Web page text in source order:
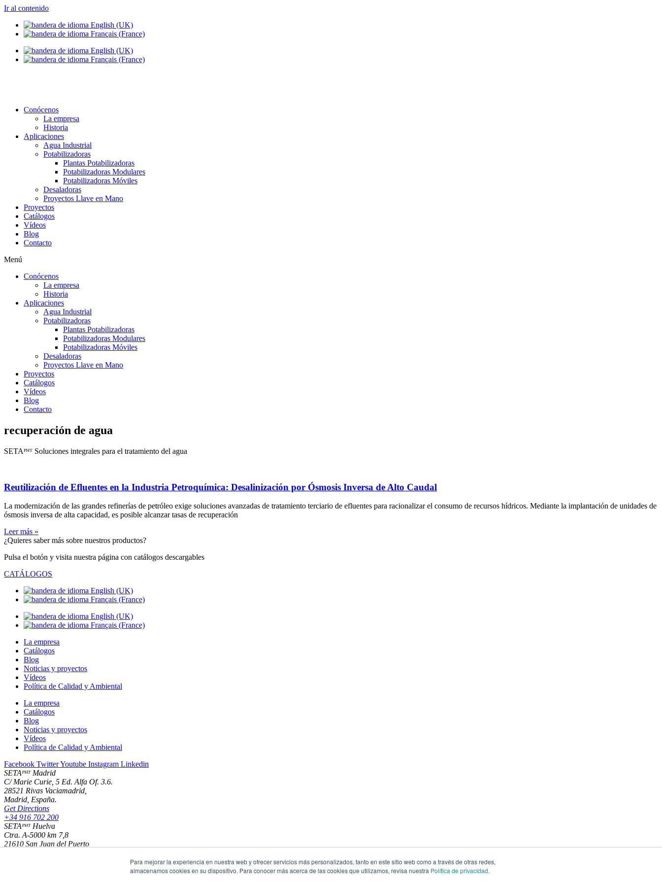
Para mejorar la experiencia en nuestra web y ofrecer servicios más personalizados, tanto en este sitio web como a través de otras redes,
almacenamos cookies en su dispositivo. Para conocer más acerca de las cookies que utilizamos, revisa nuestra Política de privacidad.
Ir al contenido
Conócenos
La empresa
Historia
Aplicaciones
Agua Industrial
Potabilizadoras
Plantas Potabilizadoras
Potabilizadoras Modulares
Potabilizadoras Móviles
Desaladoras
Proyectos Llave en Mano
Proyectos
Catálogos
Vídeos
Blog
Contacto
Menú
Conócenos
La empresa
Historia
Aplicaciones
Agua Industrial
Potabilizadoras
Plantas Potabilizadoras
Potabilizadoras Modulares
Potabilizadoras Móviles
Desaladoras
Proyectos Llave en Mano
Proyectos
Catálogos
Vídeos
Blog
Contacto
recuperación de agua
SETAᴾᴴᵀ Soluciones integrales para el tratamiento del agua
Reutilización de Efluentes en la Industria Petroquímica: Desalinización por Ósmosis Inversa de Alto Caudal
La modernización de las grandes refinerías de petróleo exige soluciones avanzadas de tratamiento terciario de efluentes para racionalizar el consumo de recursos hídricos. Mediante la implantación de unidades de
ósmosis inversa de alta capacidad, es posible alcanzar tasas de recuperación
Leer más »
¿Quieres saber más sobre nuestros productos?
Pulsa el botón y visita nuestra página con catálogos descargables
CATÁLOGOS
La empresa
Catálogos
Blog
Noticias y proyectos
Vídeos
Política de Calidad y Ambiental
La empresa
Catálogos
Blog
Noticias y proyectos
Vídeos
Política de Calidad y Ambiental
Facebook TwitterYoutube Instagram Linkedin
SETAᴾᴴᵀ Madrid
C/ Marie Curie, 5 Ed. Alfa Of. 3.6.
28521 Rivas Vaciamadrid,
Madrid, España.
Get Directions
+34 916 702 200
SETAᴾᴴᵀ Huelva
Ctra. A-5000 km 7,8
21610 San Juan del Puerto